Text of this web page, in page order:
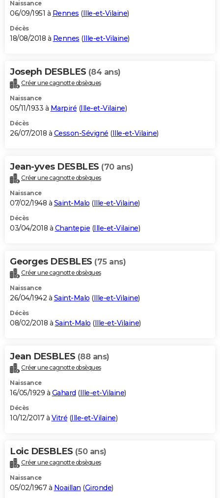
Naissance
06/09/1951 à Rennes (Ille-et-Vilaine)
Décès
18/08/2018 à Rennes (Ille-et-Vilaine)
Joseph DESBLES (84 ans)
Créer une cagnotte obsèques
Naissance
05/11/1933 à Marpiré (Ille-et-Vilaine)
Décès
26/07/2018 à Cesson-Sévigné (Ille-et-Vilaine)
Jean-yves DESBLES (70 ans)
Créer une cagnotte obsèques
Naissance
07/02/1948 à Saint-Malo (Ille-et-Vilaine)
Décès
03/04/2018 à Chantepie (Ille-et-Vilaine)
Georges DESBLES (75 ans)
Créer une cagnotte obsèques
Naissance
26/04/1942 à Saint-Malo (Ille-et-Vilaine)
Décès
08/02/2018 à Saint-Malo (Ille-et-Vilaine)
Jean DESBLES (88 ans)
Créer une cagnotte obsèques
Naissance
16/05/1929 à Gahard (Ille-et-Vilaine)
Décès
10/12/2017 à Vitré (Ille-et-Vilaine)
Loic DESBLES (50 ans)
Créer une cagnotte obsèques
Naissance
05/02/1967 à Noaillan (Gironde)